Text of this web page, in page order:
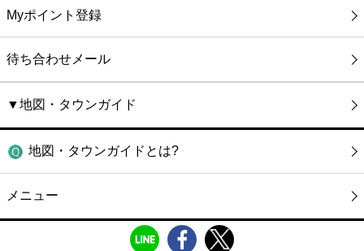
Myポイント登録
待ち合わせメール
▼地図・タウンガイド
地図・タウンガイドとは?
メニュー